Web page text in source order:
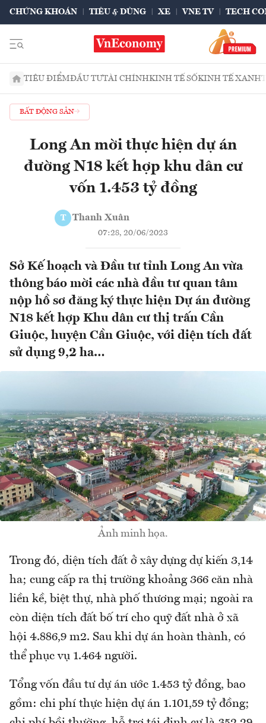
CHỨNG KHOÁN TIÊU & DÙNG XE VNE TV TECH
TIÊU ĐIỂMĐẦU TƯTÀI CHÍNHKINH TẾ SỐKINH TẾ XANH
BẤT ĐỘNG SẢN
Long An mời thực hiện dự án
đường N18 kết hợp khu dân cư
vốn 1.453 tỷ đồng
T Thanh Xuân
07:28, 20/06/2023
Sở Kế hoạch và Đầu tư tỉnh Long An vừa
thông báo mời các nhà đầu tư quan tâm
nộp hồ sơ đăng ký thực hiện Dự án đường
N18 kết hợp Khu dân cư thị trấn Cần
Giuộc, huyện Cần Giuộc, với diện tích đất
sử dụng 9,2 ha…
Ảnh minh họa.
Trong đó, diện tích đất ở xây dựng dự kiến 3,14
ha; cung cấp ra thị trường khoảng 366 căn nhà
liền kề, biệt thự, nhà phố thương mại; ngoài ra
còn diện tích đất bố trí cho quỹ đất nhà ở xã
hội 4.886,9 m2. Sau khi dự án hoàn thành, có
thể phục vụ 1.464 người.
Tổng vốn đầu tư dự án ước 1.453 tỷ đồng, bao
gồm: chi phí thực hiện dự án 1.101,59 tỷ đồng;